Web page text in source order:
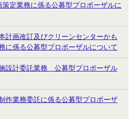
定業務に係る公募型プロポーザルに
計画改訂及びクリーンセンターかも
に係る公募型プロポーザルについて
設計委託業務 公募型プロポーザル
作業務委託に係る公募型プロポーザ